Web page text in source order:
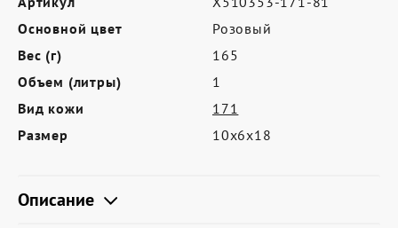
Партнерам
Контакты
Программа лояльности
Политика обработки персональных
Основной цвет
Розовый
Вес (г)
165
Объем (литры)
1
Вид кожи
171
Размер
10х6х18
Описание